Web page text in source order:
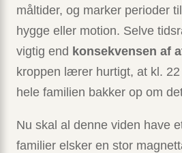
måltider, og marker perioder
hygge eller motion. Selve
vigtig end konsekvensen af
kroppen lærer hurtigt, at kl.
hele familien bakker op om
Nu skal al denne viden have
familier elsker en stor